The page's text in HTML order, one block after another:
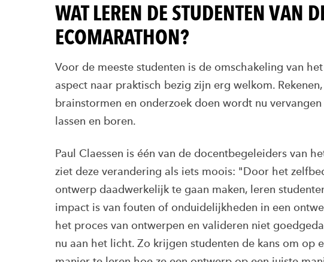
WAT LEREN DE STUDENTEN VAN
ECOMARATHON?
Voor de meeste studenten is de omschakeling van
aspect naar praktisch bezig zijn erg welkom. Rekenen,
brainstormen en onderzoek doen wordt nu
lassen en boren.
Paul Claessen is één van de docentbegeleiders van
ziet deze verandering als iets moois: "Door het
ontwerp daadwerkelijk te gaan maken, leren
impact is van fouten of onduidelijkheden in een
het proces van ontwerpen en valideren niet
nu aan het licht. Zo krijgen studenten de kans om op